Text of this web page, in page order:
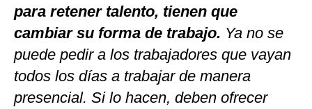
para retener talento, tienen que
cambiar su forma de trabajo. Ya no se
puede pedir a los trabajadores que vayan
todos los días a trabajar de manera
presencial. Si lo hacen, deben ofrecer